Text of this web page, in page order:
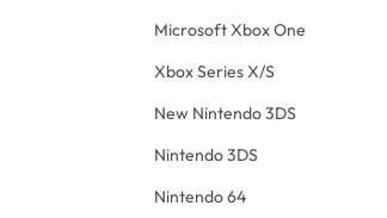
Microsoft Xbox One
Xbox Series X/S
New Nintendo 3DS
Nintendo 3DS
Nintendo 64